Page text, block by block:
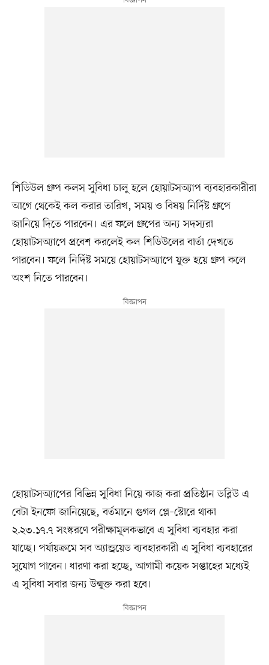
শিডিউল গ্রুপ কলস সুবিধা চালু হলে হোয়াটসঅ্যাপ ব্যবহারকারীরা
আগে থেকেই কল করার তারিখ, সময় ও বিষয় নির্দিষ্ট গ্রুপে
জানিয়ে দিতে পারবেন। এর ফলে গ্রুপের অন্য সদস্যরা
হোয়াটসঅ্যাপে প্রবেশ করলেই কল শিডিউলের বার্তা দেখতে
পারবেন। ফলে নির্দিষ্ট সময়ে হোয়াটসঅ্যাপে যুক্ত হয়ে গ্রুপ কলে
অংশ নিতে পারবেন।
হোয়াটসঅ্যাপের বিভিন্ন সুবিধা নিয়ে কাজ করা প্রতিষ্ঠান ডব্লিউ এ
বেটা ইনফো জানিয়েছে, বর্তমানে গুগল প্লে–স্টোরে থাকা
২.২৩.১৭.৭ সংস্করণে পরীক্ষামূলকভাবে এ সুবিধা ব্যবহার করা
যাচ্ছে। পর্যায়ক্রমে সব অ্যান্ড্রয়েড ব্যবহারকারী এ সুবিধা ব্যবহারের
সুযোগ পাবেন। ধারণা করা হচ্ছে, আগামী কয়েক সপ্তাহের মধ্যেই
এ সুবিধা সবার জন্য উন্মুক্ত করা হবে।